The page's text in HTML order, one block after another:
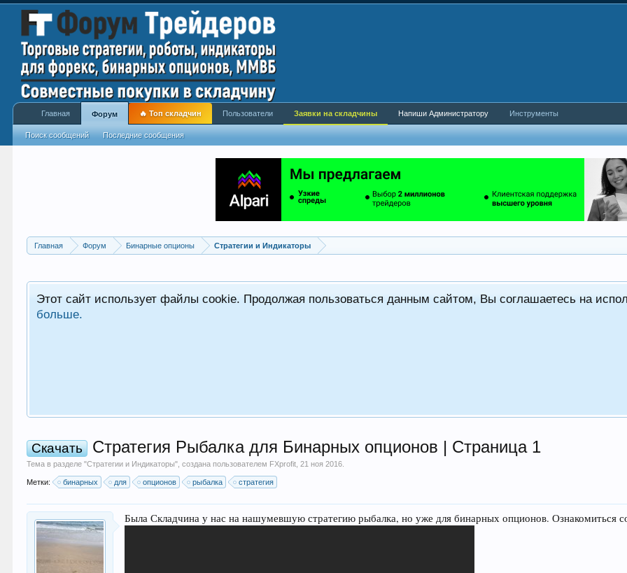
Главная Форум Бинарные опционы Стратегии и Индикаторы
Этот сайт использует файлы cookie. Продолжая пользоваться данным сайтом, Вы соглашаетесь на
больше.
Скачать Стратегия Рыбалка для Бинарных опционов | Страница 1
Тема в разделе "Стратегии и Индикаторы", создана пользователем FXprofit ,21 ноя 2016
Метки: бинарных для опционов рыбалка стратегия
Была Складчина у нас на нашумевшую стратегию рыбалка, но уже для бинарных опционов. Ознакомиться
Главная Форум
Поиск сообщений Последние сообщения
🔥 Топ складчин Пользователи Заявки на складчины Напиши Администратору Инструменты